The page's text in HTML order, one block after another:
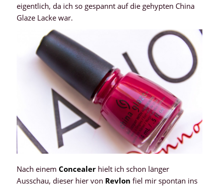
eigentlich, da ich so gespannt auf die gehypten China
Glaze Lacke war.
Nach einem Concealerhielt ich schon länger
Ausschau, dieser hier von Revlon fiel mir spontan ins